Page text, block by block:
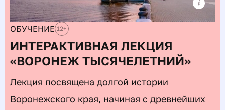
ОБУЧЕНИЕ 12+
ИНТЕРАКТИВНАЯ ЛЕКЦИЯ
«ВОРОНЕЖ ТЫСЯЧЕЛЕТНИЙ»
Лекция посвящена долгой истории
Воронежского края, начиная с древнейших